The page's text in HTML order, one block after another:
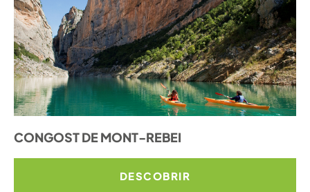
CONGOST DE MONT-REBEI
DESCOBRIR